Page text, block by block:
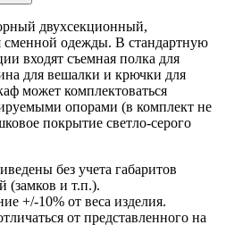
двухсекционный,
сменной одежды. В стандартную
входят съемная полка для
для вешалки и крючки для
может комплектоваться
опорами (в комплект не
покрытие светло-серого
без учета габаритов
(замков и т.п.).
+/-10% от веса изделия.
от представленного на